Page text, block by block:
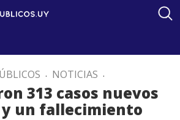
. NOTICIAS .
313 casos nuevos
y un fallecimiento